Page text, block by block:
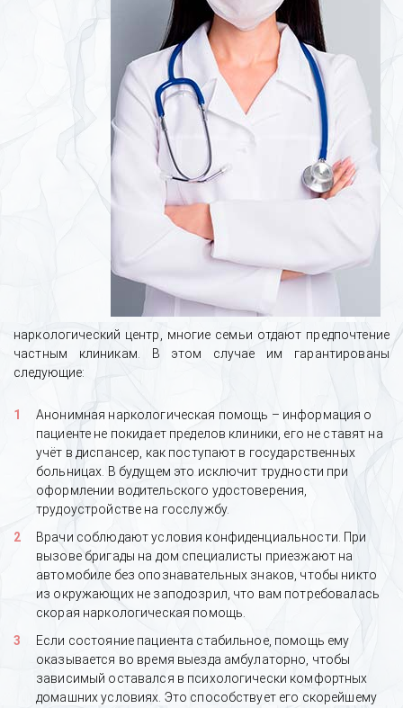
наркологический центр, многие семьи отдают предпочтение
частным клиникам. В этом случае им гарантированы
следующие:
Анонимная наркологическая помощь – информация о
пациенте не покидает пределов клиники, его не ставят на
учёт в диспансер, как поступают в государственных
больницах. В будущем это исключит трудности при
оформлении водительского удостоверения,
трудоустройстве на госслужбу.
Врачи соблюдают условия конфиденциальности. При
вызове бригады на дом специалисты приезжают на
автомобиле без опознавательных знаков, чтобы никто
из окружающих не заподозрил, что вам потребовалась
скорая наркологическая помощь.
Если состояние пациента стабильное, помощь ему
оказывается во время выезда амбулаторно, чтобы
зависимый оставался в психологически комфортных
домашних условиях. Это способствует его скорейшему